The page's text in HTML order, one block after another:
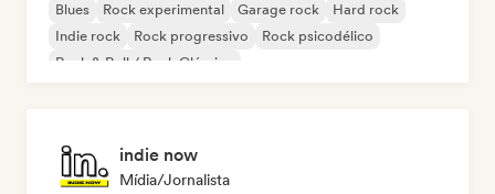
Blues Rock experimental Garage rock
Hard rock
Indie rock
Rock progressivo
Rock psicodélico
Rock & Roll / Rock Clássico
indie now
Mídia/Jornalista